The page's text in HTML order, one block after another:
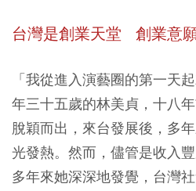
台灣是創業天堂 創業意
「我從進入演藝圈的第一天
年三十五歲的林美貞，十八
脫穎而出，來台發展後，多
光發熱。然而，儘管是收入
多年來她深深地發覺，台灣